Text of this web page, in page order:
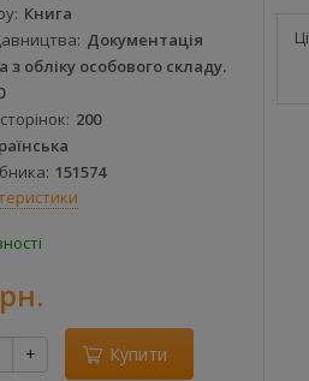
Книга
Документація
з обліку особового складу.
200
151574
+ Купити